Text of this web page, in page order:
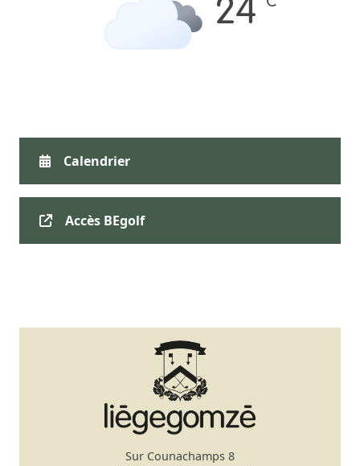
24
Calendrier
Accès BEgolf
Sur Counachamps 8